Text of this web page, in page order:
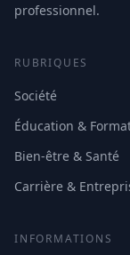
professionnel.
RUBRIQUES
Société
Éducation &
Bien-être & Santé
Carrière &
INFORMATIONS